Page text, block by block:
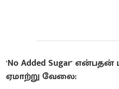
'No Added Sugar'
ஏமாற்று வேலை: